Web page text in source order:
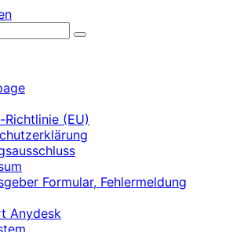
mit Dialyse
Richtlinie (EU)
Formular, Fehlermeldung
Anydesk